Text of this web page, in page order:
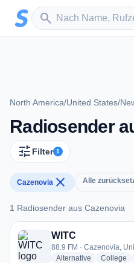
Zum Hauptinhalt springen
search
Sender suchen
North America/United States/
Radiosender
tune Filter 1
Cazenovia close Alle
1 Radiosender aus Cazenovia
1 Radiosender aus Cazenovia
WITC
88.9 FM · Cazenovia,
Alternative radio stations
College